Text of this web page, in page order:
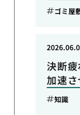
ゴミ屋
決断
加速
知識